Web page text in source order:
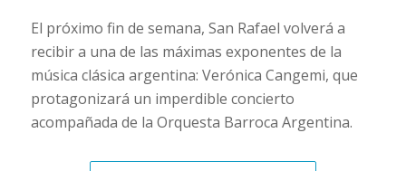
El próximo fin de semana, San Rafael volverá a
recibir a una de las máximas exponentes de la
música clásica argentina: Verónica Cangemi, que
protagonizará un imperdible concierto
acompañada de la Orquesta Barroca Argentina.